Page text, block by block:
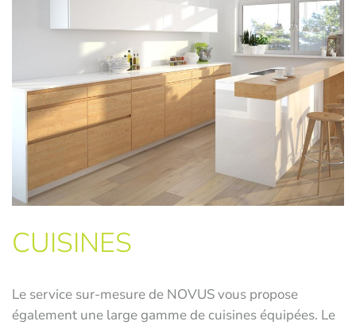
CUISINES
Le service sur-mesure de NOVUS vous propose
également une large gamme de cuisines équipées. Le